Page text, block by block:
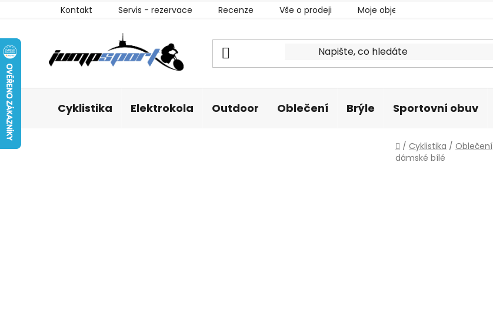
Kontakt Servis - rezervace Recenze Vše o prodeji Moje objednávka
Cyklistika Elektrokola Outdoor Oblečení Brýle Sportovní obuv
Domů
/ Cyklistika / Oblečení
dámské bílé